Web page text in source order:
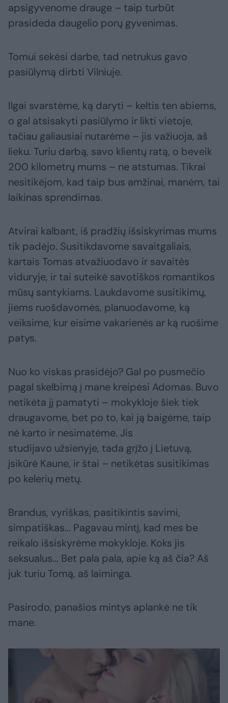
apsigyvenome drauge – taip turbūt
prasideda daugelio porų gyvenimas.
Tomui sekėsi darbe, tad netrukus gavo
pasiūlymą dirbti Vilniuje.
Ilgai svarstėme, ką daryti – keltis ten abiems,
o gal atsisakyti pasiūlymo ir likti vietoje,
tačiau galiausiai nutarėme – jis važiuoja, aš
lieku. Turiu darbą, savo klientų ratą, o beveik
200 kilometrų mums – ne atstumas. Tikrai
nesitikėjom, kad taip bus amžinai, manėm, tai
laikinas sprendimas.
Atvirai kalbant, iš pradžių išsiskyrimas mums
tik padėjo. Susitikdavome savaitgaliais,
kartais Tomas atvažiuodavo ir savaitės
viduryje, ir tai suteikė savotiškos romantikos
mūsų santykiams. Laukdavome susitikimų,
jiems ruošdavomės, planuodavome, ką
veiksime, kur eisime vakarienės ar ką ruošime
patys.
Nuo ko viskas prasidėjo? Gal po pusmečio
pagal skelbimą į mane kreipėsi Adomas. Buvo
netikėta jį pamatyti – mokykloje šiek tiek
draugavome, bet po to, kai ją baigėme, taip
nė karto ir nesimatėme. Jis
studijavo užsienyje, tada grįžo į Lietuvą,
įsikūrė Kaune, ir štai – netikėtas susitikimas
po kelerių metų.
Brandus, vyriškas, pasitikintis savimi,
simpatiškas... Pagavau mintį, kad mes be
reikalo išsiskyrėme mokykloje. Koks jis
seksualus... Bet pala pala, apie ką aš čia? Aš
juk turiu Tomą, aš laiminga.
Pasirodo, panašios mintys aplankė ne tik
mane.